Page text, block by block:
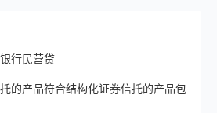
行民营贷
的产品符合结构化证券信托的产品包